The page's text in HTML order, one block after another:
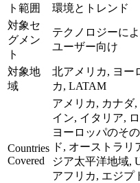
ト範囲
環境とトレンド
対象セ
グメン
ト
テクノロジーに
ユーザー向け
対象地
域
北アメリカ, ヨー
カ, LATAM
Countries
Covered
アメリカ, カナダ
イン, イタリア,
ヨーロッパのそ
ド, オーストラリ
ジア太平洋地域,
アフリカ, エジプ